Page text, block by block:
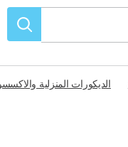
الديكورات المنزلية